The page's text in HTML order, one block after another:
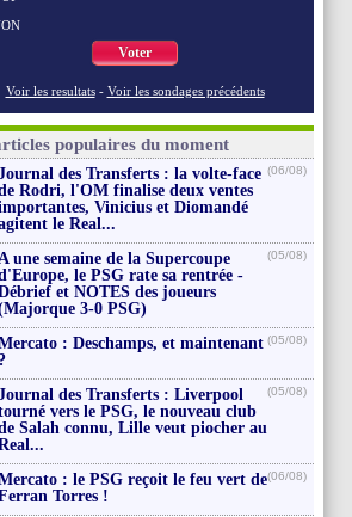
Voter
Voir les resultats - Voir les sondages précédents
populaires du moment
des Transferts : la volte-face
Rodri, l'OM finalise deux ventes
Vinicius et Diomandé
le Real...
(06/08)
une semaine de la Supercoupe
le PSG rate sa rentrée -
et NOTES des joueurs
3-0 PSG)
(05/08)
: Deschamps, et maintenant (05/08)
des Transferts : Liverpool
vers le PSG, le nouveau club
Salah connu, Lille veut piocher au
(05/08)
: le PSG reçoit le feu vert de
Torres !
(06/08)